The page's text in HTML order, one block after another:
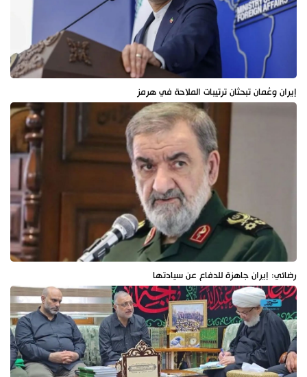
إيران وعُمان تبحثان ترتيبات الملاحة في هرمز
رضائي: إيران جاهزة للدفاع عن سيادتها